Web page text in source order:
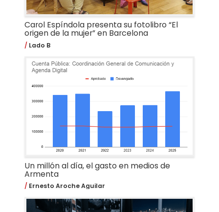
Carol Espíndola presenta su fotolibro “El
origen de la mujer” en Barcelona
Lado B
Un millón al día, el gasto en medios de
Armenta
Ernesto Aroche Aguilar